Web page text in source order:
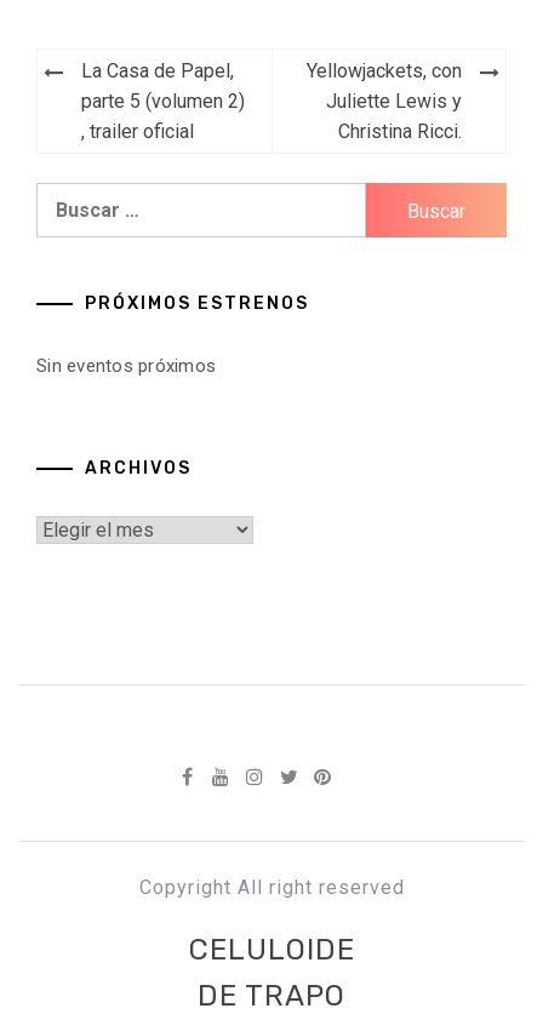
Navegación
entradas
La Casa de Papel,
parte 5 (volumen 2)
, trailer oficial
Yellowjackets, con
Juliette Lewis y
Christina Ricci.
PRÓXIMOS ESTRENOS
Sin eventos próximos
ARCHIVOS
Archivos
Copyright All right reserved
CELULOIDE
DE TRAPO